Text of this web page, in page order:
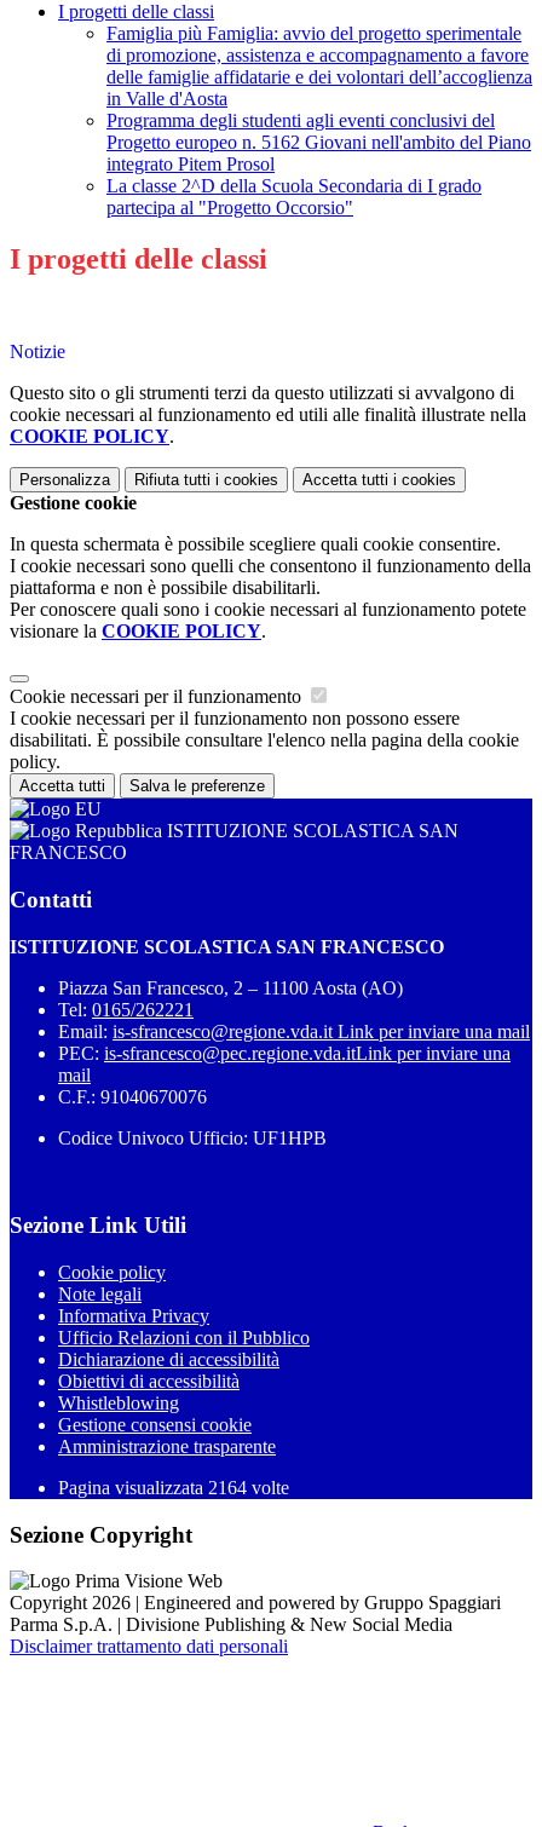
I progetti delle classi
Famiglia più Famiglia: avvio del progetto sperimentale
di promozione, assistenza e accompagnamento a favore
delle famiglie affidatarie e dei volontari dell’accoglienza
in Valle d'Aosta
Programma degli studenti agli eventi conclusivi del
Progetto europeo n. 5162 Giovani nell'ambito del Piano
integrato Pitem Prosol
La classe 2^D della Scuola Secondaria di I grado
partecipa al "Progetto Occorsio"
I progetti delle classi
Notizie
Questo sito o gli strumenti terzi da questo utilizzati si avvalgono di
cookie necessari al funzionamento ed utili alle finalità illustrate nella
COOKIE POLICY.
Personalizza Rifiuta tutti i cookies Accetta tutti i cookies
Gestione cookie
In questa schermata è possibile scegliere quali cookie consentire.
I cookie necessari sono quelli che consentono il funzionamento della
piattaforma e non è possibile disabilitarli.
Per conoscere quali sono i cookie necessari al funzionamento potete
visionare la COOKIE POLICY.
Cookie necessari per il funzionamento
I cookie necessari per il funzionamento non possono essere
disabilitati. È possibile consultare l'elenco nella pagina della cookie
policy.
Accetta tutti Salva le preferenze
ISTITUZIONE SCOLASTICA SAN
FRANCESCO
Contatti
ISTITUZIONE SCOLASTICA SAN FRANCESCO
Piazza San Francesco, 2 – 11100 Aosta (AO)
Tel: 0165/262221
Email: is-sfrancesco@regione.vda.it Link per inviare una mail
PEC: is-sfrancesco@pec.regione.vda.itLink per inviare una
mail
C.F.: 91040670076
Codice Univoco Ufficio: UF1HPB
Sezione Link Utili
Cookie policy
Note legali
Informativa Privacy
Ufficio Relazioni con il Pubblico
Dichiarazione di accessibilità
Obiettivi di accessibilità
Whistleblowing
Gestione consensi cookie
Amministrazione trasparente
Pagina visualizzata 2164 volte
Sezione Copyright
Copyright 2026 | Engineered and powered by Gruppo Spaggiari
Parma S.p.A. | Divisione Publishing & New Social Media
Disclaimer trattamento dati personali